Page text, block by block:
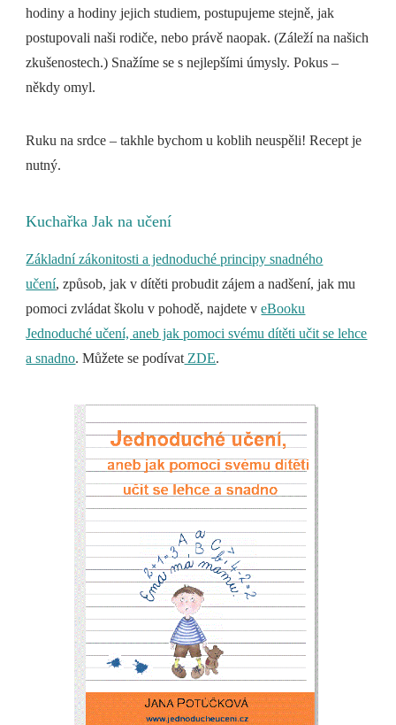
hodiny a hodiny jejich studiem, postupujeme stejně, jak
postupovali naši rodiče, nebo právě naopak. (Záleží na našich
zkušenostech.) Snažíme se s nejlepšími úmysly. Pokus –
někdy omyl.
Ruku na srdce – takhle bychom u koblih neuspěli! Recept je
nutný.
Kuchařka Jak na učení
Základní zákonitosti a jednoduché principy snadného
učení, způsob, jak v dítěti probudit zájem a nadšení, jak mu
pomoci zvládat školu v pohodě, najdete veBooku
Jednoduché učení, aneb jak pomoci svému dítěti učit se lehce
a snadno. Můžete se podívat ZDE.